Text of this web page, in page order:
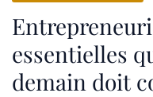
essentielles
demain doit